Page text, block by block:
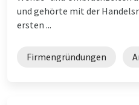
und gehörte mit der
ersten ...
Firmengründungen